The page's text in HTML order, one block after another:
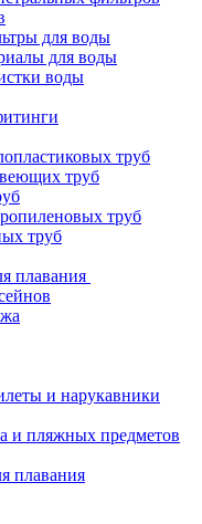
для воды
для воды
воды
труб
труб
труб
труб
плавания
и нарукавники
и пляжных предметов
плавания